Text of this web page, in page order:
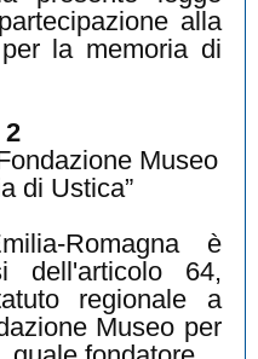
alla
la memoria di
Museo
di Ustica”
Romagna è
dell'articolo 64,
regionale a
Museo per